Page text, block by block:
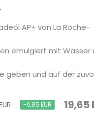
AP+ von La Roche-
emulgiert mit Wasser
geben und auf der
−0,85 EUR 19,65